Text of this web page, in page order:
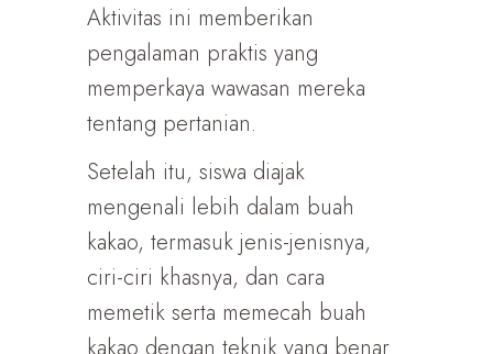
Aktivitas ini memberikan
pengalaman praktis yang
memperkaya wawasan mereka
tentang pertanian.
Setelah itu, siswa diajak
mengenali lebih dalam buah
kakao, termasuk jenis-jenisnya,
ciri-ciri khasnya, dan cara
memetik serta memecah buah